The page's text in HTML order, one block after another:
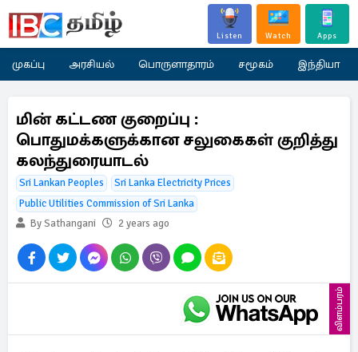
Listen Watch Apps
முகப்பு அரசியல் பொருளாதாரம் சமூகம் இந்தியா
மின் கட்டண குறைப்பு :
பொதுமக்களுக்கான சலுகைகள் குறித்து
கலந்துரையாடல்
Sri Lankan Peoples
Sri Lanka Electricity Prices
Public Utilities Commission of Sri Lanka
By Sathangani
2 years ago
விளம்பரம்